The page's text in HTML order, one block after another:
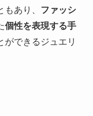
あり、
ファッシ
個性を表現する手
ができるジュエリ